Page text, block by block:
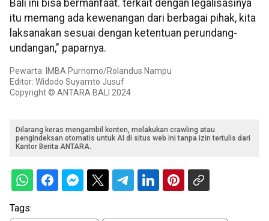
Bali ini bisa bermanfaat. terkait dengan legalisasinya
itu memang ada kewenangan dari berbagai pihak, kita
laksanakan sesuai dengan ketentuan perundang-
undangan," paparnya.
Pewarta: IMBA Purnomo/Rolandus Nampu
Editor: Widodo Suyamto Jusuf
Copyright © ANTARA BALI 2024
Dilarang keras mengambil konten, melakukan crawling atau
pengindeksan otomatis untuk AI di situs web ini tanpa izin tertulis dari
Kantor Berita ANTARA.
Tags: